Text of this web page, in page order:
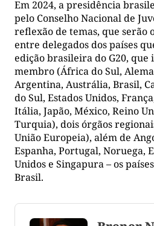
Em 2024, a presidência
pelo Conselho Nacional de
reflexão de temas, que serão
entre delegados dos países
edição brasileira do G20, que
membro (África do Sul,
Argentina, Austrália, Brasil,
do Sul, Estados Unidos,
Itália, Japão, México, Reino
Turquia), dois órgãos
União Europeia), além de
Espanha, Portugal, Noruega,
Unidos e Singapura – os
Brasil.